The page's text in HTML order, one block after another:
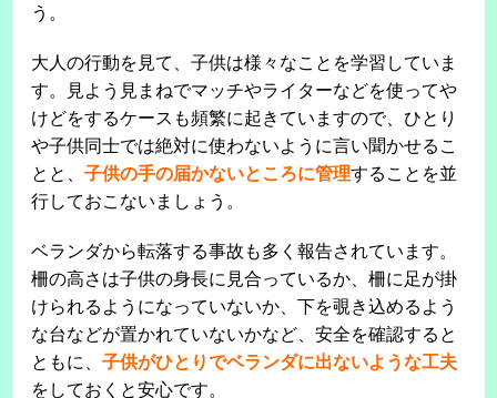
う。
大人の行動を見て、子供は様々なことを学習していま
す。見よう見まねでマッチやライターなどを使ってや
けどをするケースも頻繁に起きていますので、ひとり
や子供同士では絶対に使わないように言い聞かせるこ
とと、子供の手の届かないところに管理することを並
行しておこないましょう。
ベランダから転落する事故も多く報告されています。
柵の高さは子供の身長に見合っているか、柵に足が掛
けられるようになっていないか、下を覗き込めるよう
な台などが置かれていないかなど、安全を確認すると
ともに、子供がひとりでベランダに出ないような工夫
をしておくと安心です。